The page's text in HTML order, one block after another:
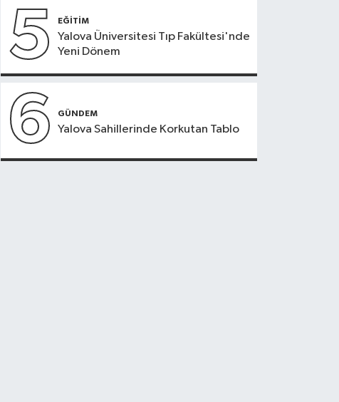
5 EĞİTİM
Yalova Üniversitesi Tıp Fakültesi'nde
Yeni Dönem
6 GÜNDEM
Yalova Sahillerinde Korkutan Tablo